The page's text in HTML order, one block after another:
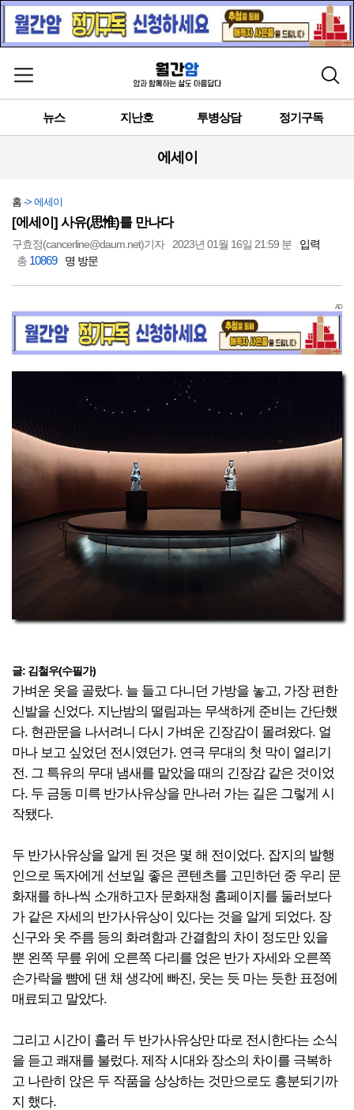
메뉴 열기 검색
뉴스 지난호 투병상담 정기구독
에세이
홈 -> 에세이
[에세이] 사유(思惟)를 만나다
구효정(cancerline@daum.net)기자 2023년 01월 16일 21:59 분
입력
총 10869 명 방문
AD
글: 김철우(수필가)
가벼운 옷을 골랐다. 늘 들고 다니던 가방을 놓고, 가장 편한
신발을 신었다. 지난밤의 떨림과는 무색하게 준비는 간단했
다. 현관문을 나서려니 다시 가벼운 긴장감이 몰려왔다. 얼
마나 보고 싶었던 전시였던가. 연극 무대의 첫 막이 열리기
전. 그 특유의 무대 냄새를 맡았을 때의 긴장감 같은 것이었
다. 두 금동 미륵 반가사유상을 만나러 가는 길은 그렇게 시
작됐다.
두 반가사유상을 알게 된 것은 몇 해 전이었다. 잡지의 발행
인으로 독자에게 선보일 좋은 콘텐츠를 고민하던 중 우리 문
화재를 하나씩 소개하고자 문화재청 홈페이지를 둘러보다
가 같은 자세의 반가사유상이 있다는 것을 알게 되었다. 장
신구와 옷 주름 등의 화려함과 간결함의 차이 정도만 있을
뿐 왼쪽 무릎 위에 오른쪽 다리를 얹은 반가 자세와 오른쪽
손가락을 뺨에 댄 채 생각에 빠진, 웃는 듯 마는 듯한 표정에
매료되고 말았다.
그리고 시간이 흘러 두 반가사유상만 따로 전시한다는 소식
을 듣고 쾌재를 불렀다. 제작 시대와 장소의 차이를 극복하
고 나란히 앉은 두 작품을 상상하는 것만으로도 흥분되기까
지 했다.